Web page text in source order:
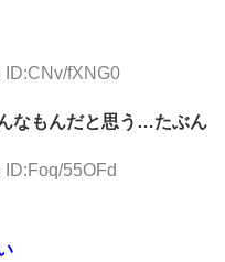
ID:CNv/fXNG0
なもんだと思う…たぶん
55OFd